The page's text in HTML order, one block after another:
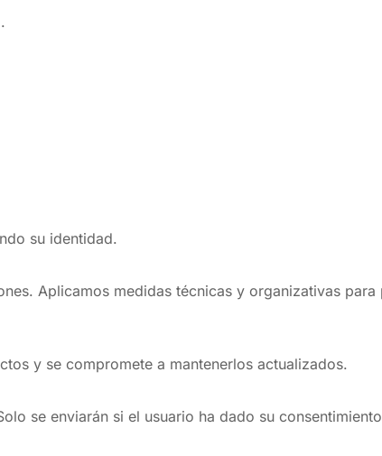
su identidad.
Aplicamos medidas técnicas y organizativas
y se compromete a mantenerlos actualizados.
se enviarán si el usuario ha dado su